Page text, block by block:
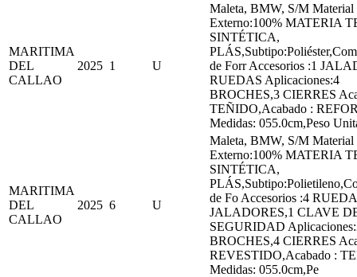
MARITIMA
DEL
CALLAO
2025 1 U
Maleta, BMW, S/M Material
Externo:100% MATERIA
SINTÉTICA,
de Forr Accesorios :1
RUEDAS Aplicaciones:4
BROCHES,3 CIERRES
TEÑIDO,Acabado :
Medidas: 055.0cm,Peso
MARITIMA
DEL
CALLAO
2025 6 U
Maleta, BMW, S/M Material
Externo:100% MATERIA
SINTÉTICA,
de Fo Accesorios :4
JALADORES,1 CLAVE
SEGURIDAD
BROCHES,4 CIERRES
REVESTIDO,Acabado :
Medidas: 055.0cm,Pe